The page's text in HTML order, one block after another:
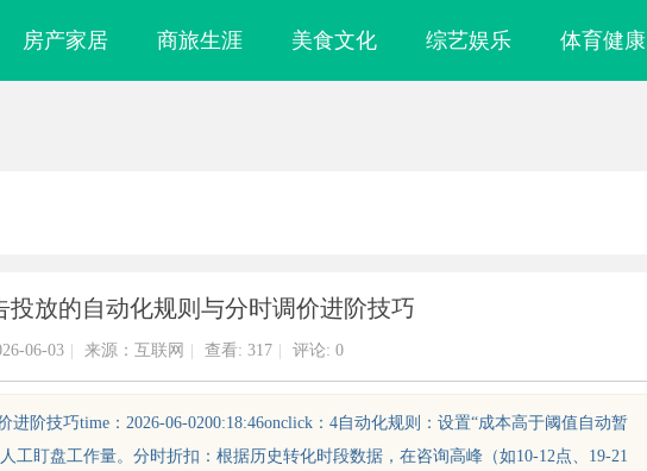
房产家居 商旅生涯 美食文化 综艺娱乐 体育健康
投放的自动化规则与分时调价进阶技巧
06-03 来源：互联网 查看: 317 评论: 0
阶技巧time：2026-06-0200:18:46onclick：4自动化规则：设置“成本高于阈值自动暂
工盯盘工作量。分时折扣：根据历史转化时段数据，在咨询高峰（如10-12点、19-21